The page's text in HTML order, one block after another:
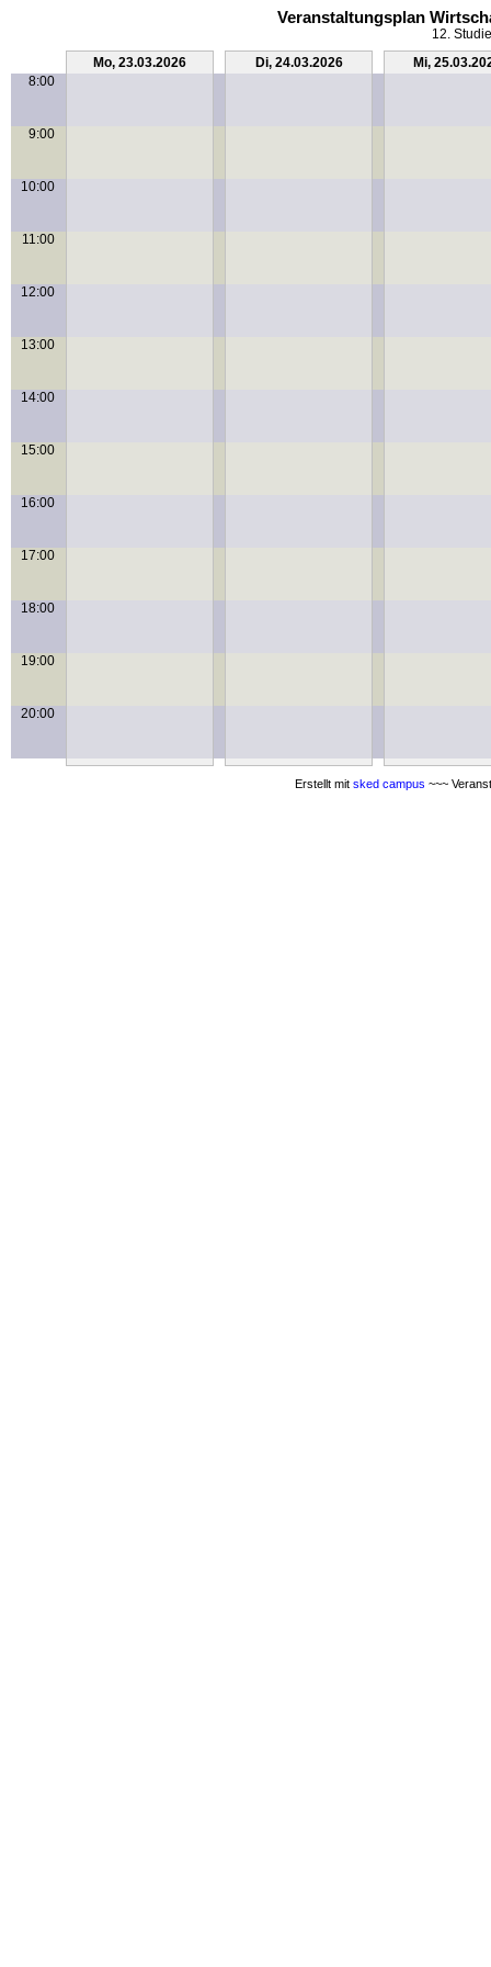
Veranstaltungsplan
12.
Mo, 23.03.2026
Di, 24.03.2026
Mi,
8:00
9:00
10:00
11:00
12:00
13:00
14:00
15:00
16:00
17:00
18:00
19:00
20:00
Erstellt mit sked campus ~~~